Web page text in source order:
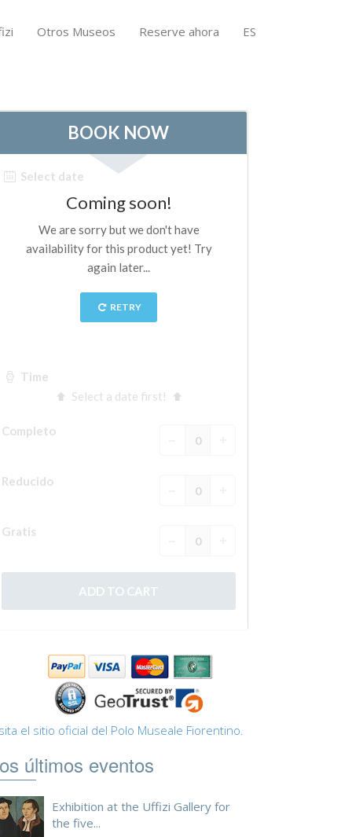
Otros Museos Reserve ahora ES
el sitio oficial del Polo Museale Fiorentino.
últimos eventos
Exhibition at the Uffizi Gallery for
the five...